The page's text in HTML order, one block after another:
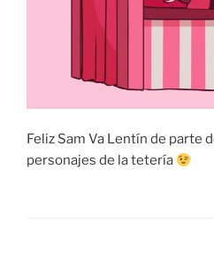
Feliz Sam Va Lentín de parte
personajes de la tetería